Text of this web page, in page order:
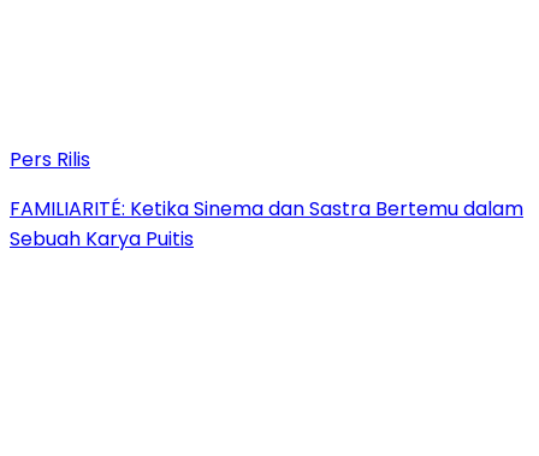
Pers Rilis
FAMILIARITÉ: Ketika Sinema dan Sastra Bertemu dalam
Sebuah Karya Puitis